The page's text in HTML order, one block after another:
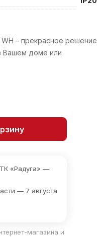
– прекрасное решение
Вашем доме или
«Радуга» —
— 7 августа
магазина и